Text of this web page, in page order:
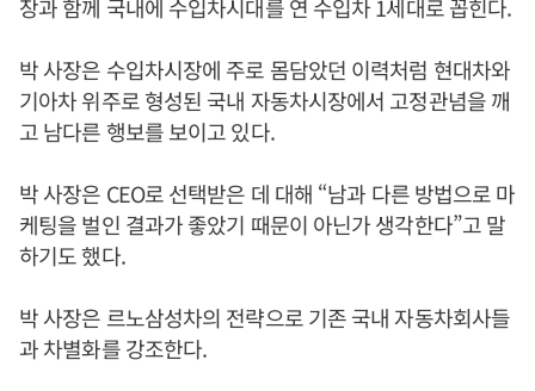
장과 함께 국내에 수입차시대를 연 수입차 1세대로 꼽힌다.
박 사장은 수입차시장에 주로 몸담았던 이력처럼 현대차와
기아차 위주로 형성된 국내 자동차시장에서 고정관념을 깨
고 남다른 행보를 보이고 있다.
박 사장은 CEO로 선택받은 데 대해 “남과 다른 방법으로 마
케팅을 벌인 결과가 좋았기 때문이 아닌가 생각한다”고 말
하기도 했다.
박 사장은 르노삼성차의 전략으로 기존 국내 자동차회사들
과 차별화를 강조한다.